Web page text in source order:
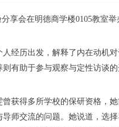
享会在明德商学楼0105教室
经历出发，解释了内在动机
有助于参与观察与定性访谈
获得多所学校的保研资格，
师交流的问题。她说道，选